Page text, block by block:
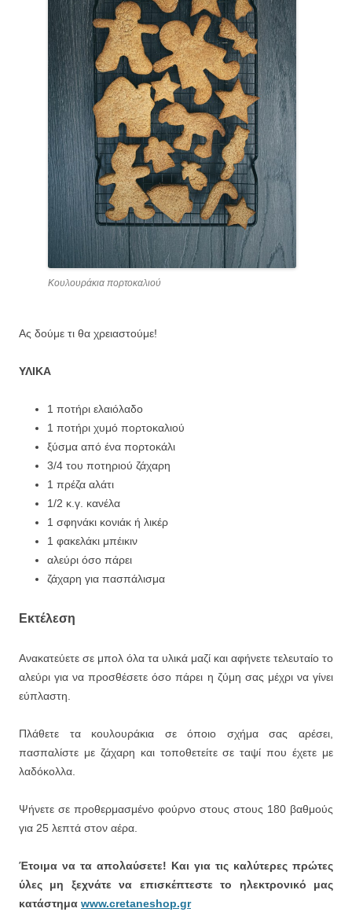
Κουλουράκια πορτοκαλιού
Ας δούμε τι θα χρειαστούμε!
ΥΛΙΚΑ
1 ποτήρι ‏ελαιόλαδο
1 ποτήρι ‏χυμό πορτοκαλιού
‏ξύσμα από ένα πορτοκάλι
3/4 του ποτηριού ‏ζάχαρη
1 πρέζα ‏αλάτι
1/2 κ.γ. ‏κανέλα
1 σφηνάκι ‏κονιάκ ή λικέρ
1 φακελάκι ‏μπέικιν
‏αλεύρι όσο πάρει
ζάχαρη για πασπάλισμα
Εκτέλεση
Ανακατεύετε σε μπολ όλα τα υλικά μαζί και αφήνετε τελευταίο το
αλεύρι για να προσθέσετε όσο πάρει η ζύμη σας μέχρι να γίνει
εύπλαστη.
Πλάθετε τα κουλουράκια σε όποιο σχήμα σας αρέσει,
πασπαλίστε με ζάχαρη και τοποθετείτε σε ταψί που έχετε με
λαδόκολλα.
Ψήνετε σε προθερμασμένο φούρνο στους στους 180 βαθμούς
για 25 λεπτά στον αέρα.
Έτοιμα να τα απολαύσετε! Και για τις καλύτερες πρώτες
ύλες μη ξεχνάτε να επισκέπτεστε το ηλεκτρονικό μας
κατάστημα www.cretaneshop.gr